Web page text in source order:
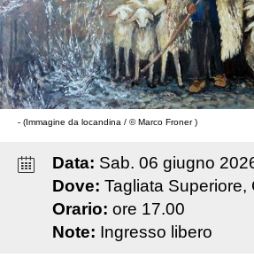
- (Immagine da locandina / © Marco Froner )
Data: Sab. 06 giugno
Dove: Tagliata Superiore,
Orario: ore 17.00
Note: Ingresso libero